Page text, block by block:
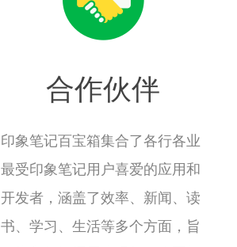
合作伙伴
印象笔记百宝箱集合了各行各业
最受印象笔记用户喜爱的应用和
开发者，涵盖了效率、新闻、读
书、学习、生活等多个方面，旨